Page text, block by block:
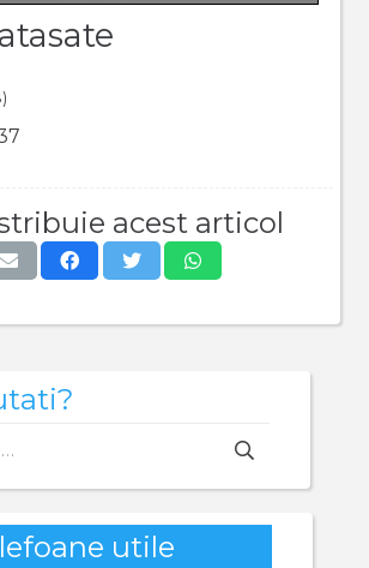
acest articol
utile